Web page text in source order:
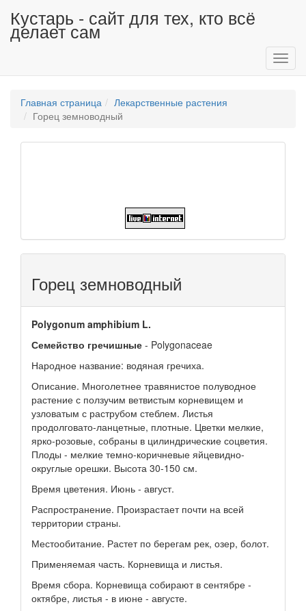
Кустарь - сайт для тех, кто всё
делает сам
Главная страница
Лекарственные растения
Горец земноводный
Горец земноводный
Polygonum amphibium L.
Семейство гречишные - Polygonaceae
Народное название: водяная гречиха.
Описание. Многолетнее травянистое полуводное
растение с ползучим ветвистым корневищем и
узловатым с раструбом стеблем. Листья
продолговато-ланцетные, плотные. Цветки мелкие,
ярко-розовые, собраны в цилиндрические соцветия.
Плоды - мелкие темно-коричневые яйцевидно-
округлые орешки. Высота 30-150 см.
Время цветения. Июнь - август.
Распространение. Произрастает почти на всей
территории страны.
Местообитание. Растет по берегам рек, озер, болот.
Применяемая часть. Корневища и листья.
Время сбора. Корневища собирают в сентябре -
октябре, листья - в июне - августе.